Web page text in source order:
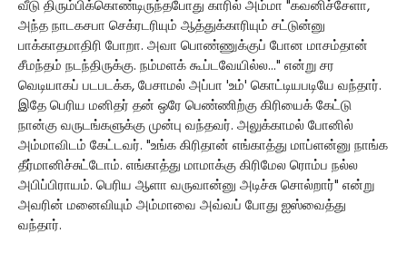
வீடு திரும்பிக்கொண்டிருந்தபோது காரில் அம்மா "கவனிச்சேளா,
அந்த நாடகசபா செக்ரடரியும் ஆத்துக்காரியும் சட்டுன்னு
பாக்காதமாதிரி போறா. அவா பொண்ணுக்குப் போன மாசம்தான்
சீமந்தம் நடந்திருக்கு. நம்மளக் கூப்டவேயில்ல..." என்று சர
வெடியாகப் படபடக்க, பேசாமல் அப்பா 'உம்' கொட்டியபடியே வந்தார்.
இதே பெரிய மனிதர் தன் ஒரே பெண்ணிற்கு கிரியைக் கேட்டு
நான்கு வருடங்களுக்கு முன்பு வந்தவர். அலுக்காமல் போனில்
அம்மாவிடம் கேட்டவர். "உங்க கிரிதான் எங்காத்து மாப்ளன்னு நாங்க
தீர்மானிச்சுட்டோம். எங்காத்து மாமாக்கு கிரிமேல ரொம்ப நல்ல
அபிப்பிராயம். பெரிய ஆளா வருவான்னு அடிச்சு சொல்றார்" என்று
அவரின் மனைவியும் அம்மாவை அவ்வப் போது ஐஸ்வைத்து
வந்தார்.